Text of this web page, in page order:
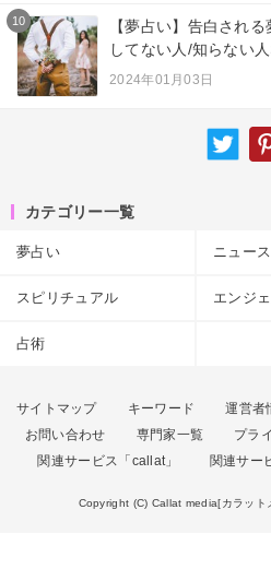
10
【夢占い】告白され
してない人/知らない
2024年01月03日
カテゴリー一覧
夢占い ニュース
スピリチュアル エンジ
占術
サイトマップ キーワード 運営者
お問い合わせ
専門家一覧
プラ
関連サービス「callat」
関連サー
Copyright (C) Callat media[カラット